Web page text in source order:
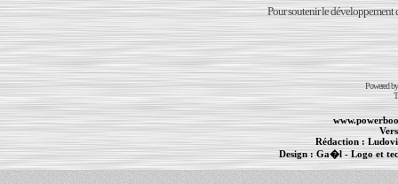
Pour soutenir le développement
Powered
Rédaction :
Design : Ga�l- Logo et
Informations :